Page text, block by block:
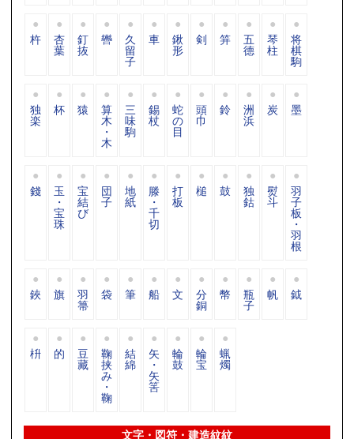
杵 杏
葉
釘
抜
轡 久
留
子
車 鍬
形
剣 笄 五
德
琴
柱
将
棋
駒
独
楽
杯 猿 算
木
・
木
三
味
駒
錫
杖
蛇
の
目
頭
巾
鈴 洲
浜
炭 墨
錢 玉
・
宝
珠
宝
結
び
団
子
地
紙
滕
・
千
切
打
板
槌 鼓 独
鈷
熨
斗
羽
子
板
・
羽
根
鋏 旗 羽
箒
袋 筆 船 文 分
銅
幣 瓶
子
帆 鉞
枡 的 豆
藏
鞠
挟
み
・
鞠
結
綿
矢
・
矢
筈
輪
鼓
輪
宝
蝋
燭
文字・図符・建造紋紋